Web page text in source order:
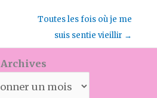
Toutes les fois où je me
suis sentie vieillir →
Archives